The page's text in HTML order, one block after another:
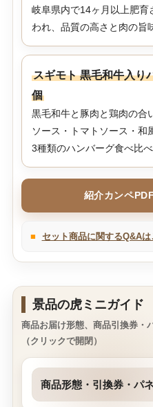
岐阜県内で14ヶ月以上肥
われ、品質の高さと肉の旨
スギモト 黒毛和牛入り
個
黒毛和牛と豚肉と鶏肉の合
ソース・トマトソース・和
3種類のハンバーグ食べ比べ
紹介カンペ
■ セット商品に関するQ&Aは
景品の虎ミニガイド
商品お届け形態、商品引換券・
（クリックで開閉）
商品形態・引換券・パ